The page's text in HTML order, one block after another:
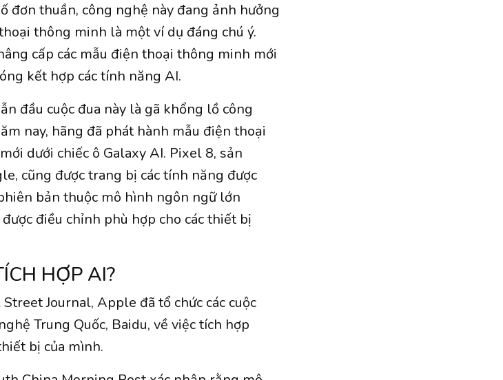
đơn thuần, công nghệ này đang ảnh hưởng
thông minh là một ví dụ đáng chú ý.
cấp các mẫu điện thoại thông minh mới
kết hợp các tính năng AI.
đầu cuộc đua này là gã khổng lồ công
nay, hãng đã phát hành mẫu điện thoại
dưới chiếc ô Galaxy AI. Pixel 8, sản
cũng được trang bị các tính năng được
bản thuộc mô hình ngôn ngữ lớn
điều chỉnh phù hợp cho các thiết bị
HỢP AI?
Journal, Apple đã tổ chức các cuộc
Trung Quốc, Baidu, về việc tích hợp
bị của mình.